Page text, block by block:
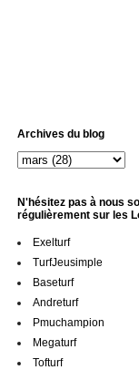
Archives du blog
N'hésitez pas à nous
régulièrement sur les
Exelturf
TurfJeusimple
Baseturf
Andreturf
Pmuchampion
Megaturf
Tofturf